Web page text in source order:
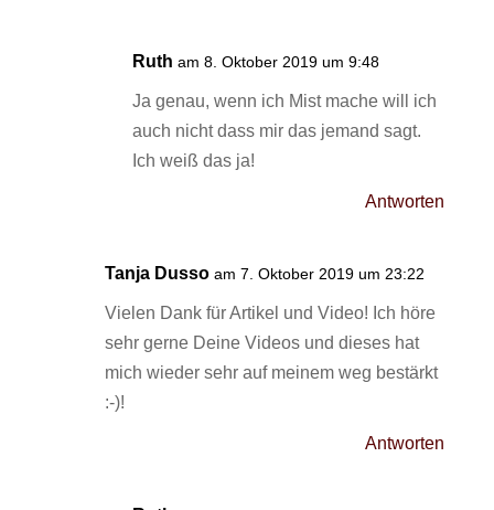
Ruth am 8. Oktober 2019 um 9:48
Ja genau, wenn ich Mist mache will ich
auch nicht dass mir das jemand sagt.
Ich weiß das ja!
Antworten
Tanja Dusso am 7. Oktober 2019 um 23:22
Vielen Dank für Artikel und Video! Ich höre
sehr gerne Deine Videos und dieses hat
mich wieder sehr auf meinem weg bestärkt
:-)!
Antworten